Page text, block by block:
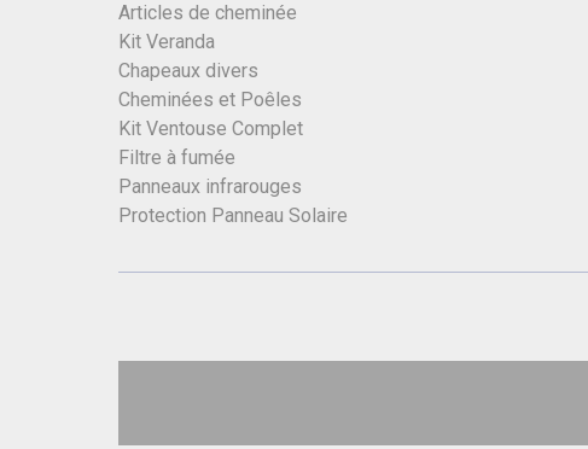
Articles de cheminée
Kit Veranda
Chapeaux divers
Cheminées et Poêles
Kit Ventouse Complet
Filtre à fumée
Panneaux infrarouges
Protection Panneau Solaire